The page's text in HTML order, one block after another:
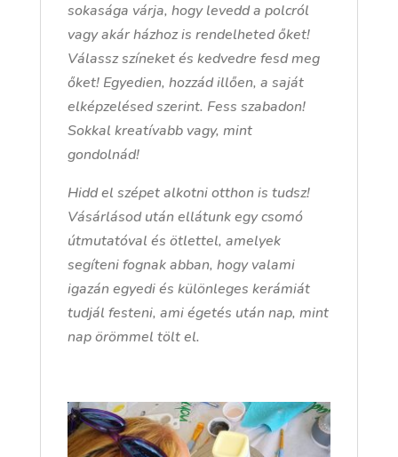
sokasága várja, hogy levedd a polcról
vagy akár házhoz is rendelheted őket!
Válassz színeket és kedvedre fesd meg
őket! Egyedien, hozzád illően, a saját
elképzelésed szerint. Fess szabadon!
Sokkal kreatívabb vagy, mint
gondolnád!
Hidd el szépet alkotni otthon is tudsz!
Vásárlásod után ellátunk egy csomó
útmutatóval és ötlettel, amelyek
segíteni fognak abban, hogy valami
igazán egyedi és különleges kerámiát
tudjál festeni, ami égetés után nap, mint
nap örömmel tölt el.